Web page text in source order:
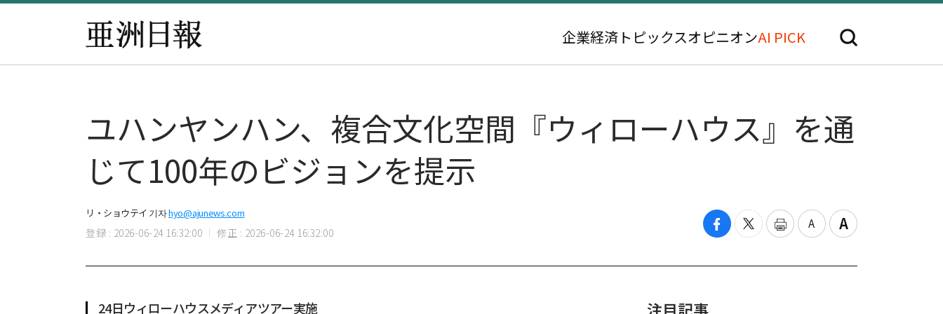
企業経済 トピックスオピニオンAI PICK
ユハンヤンハン、複合文化空間『ウィローハウス』を通
じて100年のビジョンを提示
リ・ショウテイ 기자hyo@ajunews.com
登録 : 2026-06-24 16:32:00 修正 : 2026-06-24 16:32:00
24日ウィローハウスメディアツアー実施 注目記事